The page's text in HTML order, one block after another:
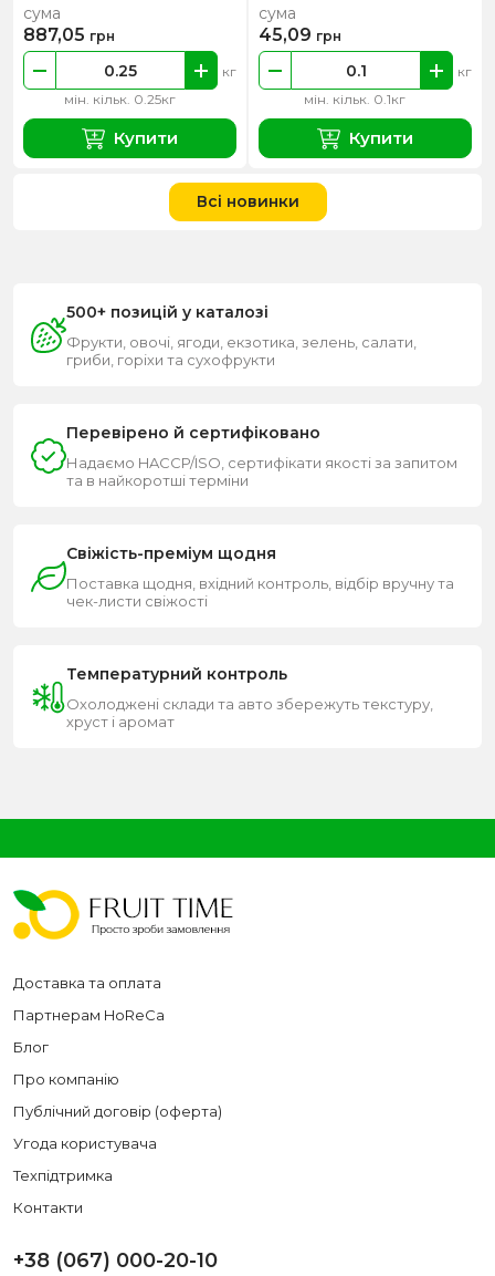
мін. кільк. 0.25кг
кг
сума
887,05 грн
Купити
мін. кільк. 0.1кг
кг
сума
45,09 грн
Купити
Всі новинки
500+ позицій у каталозі
Фрукти, овочі, ягоди, екзотика, зелень, салати,
гриби, горіхи та сухофрукти
Перевірено й сертифіковано
Надаємо HACCP/ISO, сертифікати якості за запитом
та в найкоротші терміни
Свіжість-преміум щодня
Поставка щодня, вхідний контроль, відбір вручну та
чек-листи свіжості
Температурний контроль
Охолоджені склади та авто збережуть текстуру,
хруст і аромат
Доставка та оплата
Партнерам HoReCa
Блог
Про компанію
Публічний договір (оферта)
Угода користувача
Техпідтримка
Контакти
+38 (067) 000-20-10